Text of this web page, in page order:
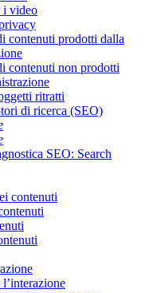
i video
contenuti prodotti dalla
contenuti non prodotti
ritratti
di ricerca (SEO)
SEO: Search
contenuti